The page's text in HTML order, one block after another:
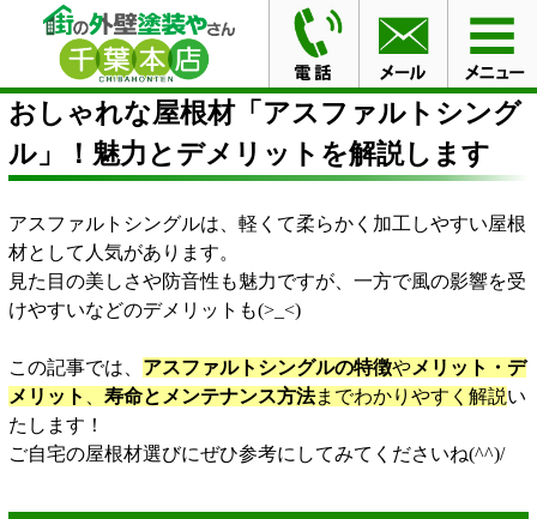
HOME ブログ
おしゃれな屋根材「アスファルトシング
ル」！魅力とデメリットを解説します
おしゃれな屋根材「アスファルトシング
ル」！魅力とデメリットを解説します
アスファルトシングルは、軽くて柔らかく加工しやすい屋根
材として人気があります。
見た目の美しさや防音性も魅力ですが、一方で風の影響を受
けやすいなどのデメリットも(>_<)
この記事では、 アスファルトシングルの特徴やメリット・デ
メリット 、 寿命とメンテナンス方法までわかりやすく解説い
たします！
ご自宅の屋根材選びにぜひ参考にしてみてくださいね(^^)/